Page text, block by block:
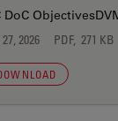
DoC
2026 PDF, 271 KB